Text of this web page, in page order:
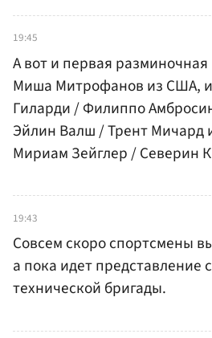
19:45
А вот и первая
Миша Митрофанов из США,
Гиларди / Филиппо
Эйлин Валш / Трент Мичард
Мириам Зейглер / Северин
19:43
Совсем скоро спортсмены
а пока идет представление
технической бригады.